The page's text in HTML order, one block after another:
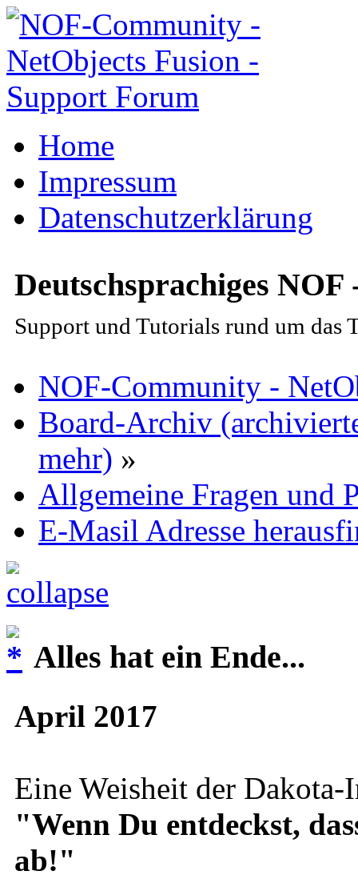
Home
Impressum
Datenschutzerklärung
Deutschsprachiges NOF
Support und Tutorials rund um das
NOF-Community -
Board-Archiv
mehr) »
Allgemeine Fragen und
E-Masil Adresse
Alles hat ein Ende...
April 2017
Eine Weisheit der Dakota-
"Wenn Du entdeckst,
ab!"